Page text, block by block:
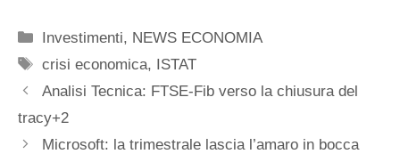
Categorie
Investimenti, NEWS ECONOMIA
Tag
crisi economica, ISTAT
Analisi Tecnica: FTSE-Fib verso la chiusura del
tracy+2
Microsoft: la trimestrale lascia l’amaro in bocca